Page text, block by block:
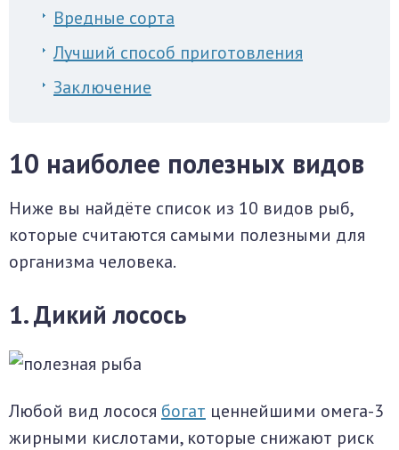
Вредные сорта
Лучший способ приготовления
Заключение
10 наиболее полезных видов
Ниже вы найдёте список из 10 видов рыб,
которые считаются самыми полезными для
организма человека.
1. Дикий лосось
Любой вид лосося богат ценнейшими омега-3
жирными кислотами, которые снижают риск